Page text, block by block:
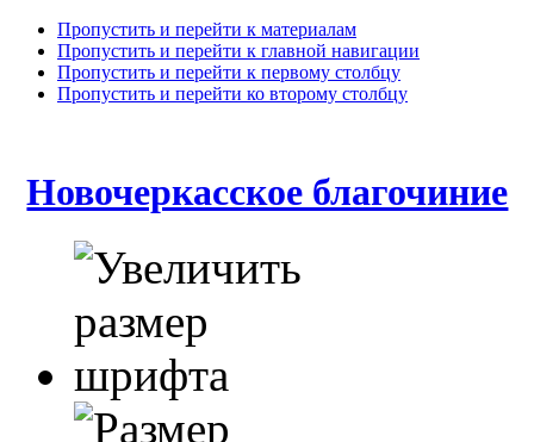
Пропустить и перейти к материалам
Пропустить и перейти к главной навигации
Пропустить и перейти к первому столбцу
Пропустить и перейти ко второму столбцу
Новочеркасское благочиние